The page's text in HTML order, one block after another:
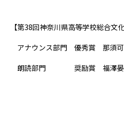
【第38回神奈川県高等学校総合文
アナウンス部門 優秀賞 那須可
朗読部門 奨励賞 福澤晏那